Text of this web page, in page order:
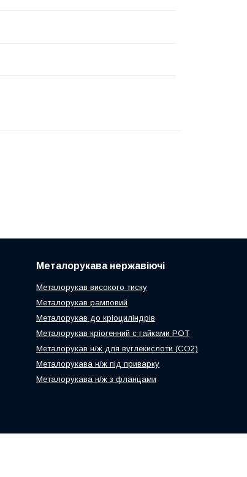
Металорукава нержавіючі
Металорукав високого тиску
Металорукав рамповий
Металорукав до кріоциліндрів
Металорукав кріогенний с гайками РОТ
Металорукав н/ж для вуглекислоти (СО2)
Металорукава н/ж під приварку
Металорукава н/ж з фланцами